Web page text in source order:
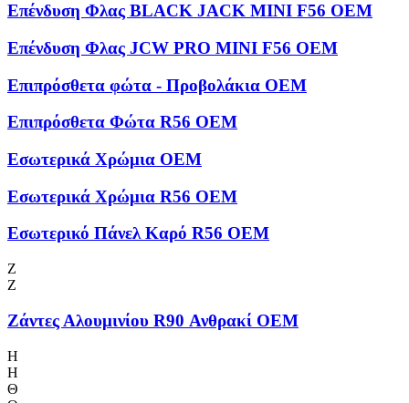
Επένδυση Φλας BLACK JACK MINI F56 OEM
Επένδυση Φλας JCW PRO MINI F56 OEM
Επιπρόσθετα φώτα - Προβολάκια OEM
Επιπρόσθετα Φώτα R56 OEM
Εσωτερικά Χρώμια OEM
Εσωτερικά Χρώμια R56 OEM
Εσωτερικό Πάνελ Καρό R56 OEM
Ζ
Ζ
Ζάντες Αλουμινίου R90 Ανθρακί OEM
Η
Η
Θ